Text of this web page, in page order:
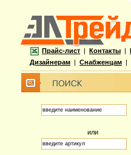
Прайс-лист | Контакты |
Дизайнерам | Снабженцам |
или